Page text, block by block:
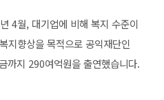
4월, 대기업에 비해 복지 수준이
지향상을 목적으로 공익재단인
까지 290여억원을 출연했습니다.